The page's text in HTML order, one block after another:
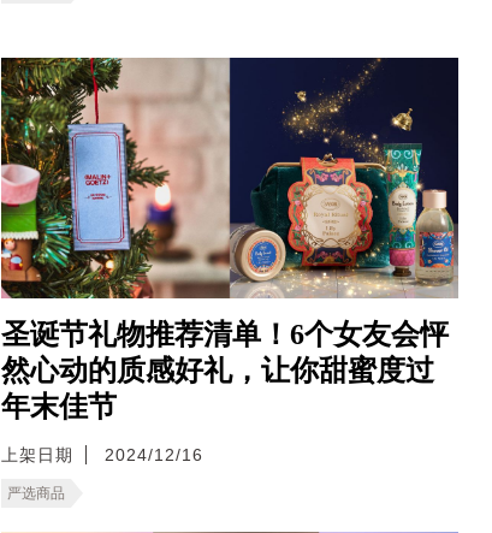
圣诞节礼物推荐清单！6个女友会怦
然心动的质感好礼，让你甜蜜度过
年末佳节
上架日期 2024/12/16
严选商品